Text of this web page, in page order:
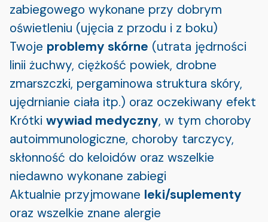
zabiegowego wykonane przy dobrym
oświetleniu (ujęcia z przodu i z boku)
Twoje problemy skórne (utrata jędrności
linii żuchwy, ciężkość powiek, drobne
zmarszczki, pergaminowa struktura skóry,
ujędrnianie ciała itp.) oraz oczekiwany efekt
Krótki wywiad medyczny, w tym choroby
autoimmunologiczne, choroby tarczycy,
skłonność do keloidów oraz wszelkie
niedawno wykonane zabiegi
Aktualnie przyjmowane leki/suplementy
oraz wszelkie znane alergie